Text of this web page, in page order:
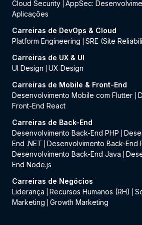
Cloud Security AppSec:
Aplicações
Carreiras de DevOps & Cloud
Platform Engineering
SRE (Site
Carreiras de UX & UI
UI Design
UX Design
Carreiras de Mobile & Front-End
Desenvolvimento Mobile com Flutter
Front-End React
Carreiras de Back-End
Desenvolvimento Back-End PHP
End .NET
Desenvolvimento Back-End
Desenvolvimento Back-End Java
End Node.js
Carreiras de Negócios
Liderança
Recursos Humanos (RH)
Marketing
Growth Marketing